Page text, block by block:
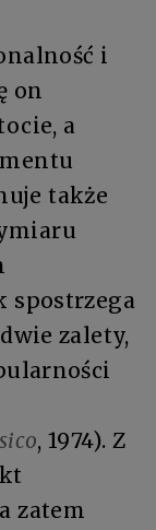
i
on
a
także
spostrzega
zalety,
, 1974). Z
zatem